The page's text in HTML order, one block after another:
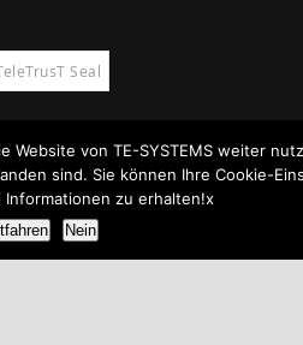
von TE-SYSTEMS weiter
sind. Sie können Ihre Cookie-
zu erhalten!x
Nein